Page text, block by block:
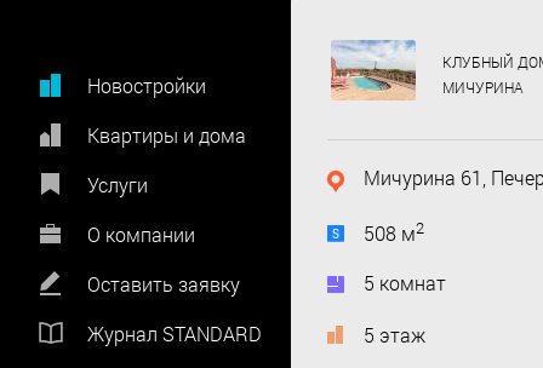
Новостройки
Квартиры и дома
Услуги
О компании
Оставить заявку
Журнал STANDARD
КЛУБНЫЙ
МИЧУРИНА
Мичурина 61,
508 м2
5 комнат
5 этаж